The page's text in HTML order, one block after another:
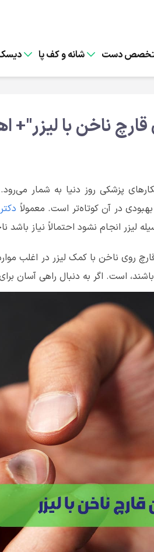
دست شانه و کف پا
قارچناخنبالیزر"+
پزشکی روز دنیا به شمار
در آن کوتاه‌تر است. معمولاً
لیزر انجام نشود احتمالاً نیاز
روی ناخن با کمک لیزر در اغلب
است. اگر به دنبال راهی آسان